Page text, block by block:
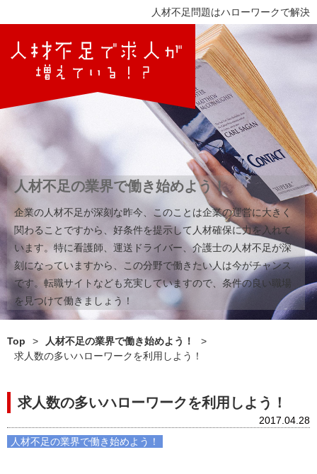
人材不足問題はハローワークで解決
人材不足の業界で働き始めよう！
企業の人材不足が深刻な昨今、このことは企業の運営に大きく
関わることですから、好条件を提示して人材確保に力を入れて
います。特に看護師、運送ドライバー、介護士の人材不足が深
刻になっていますから、この分野で働きたい人は今がチャンス
です。転職サイトなども充実していますので、条件の良い職場
を見つけて働きましょう！
Top > 人材不足の業界で働き始めよう！
>
求人数の多いハローワークを利用しよう！
求人数の多いハローワークを利用しよう！
2017.04.28
人材不足の業界で働き始めよう！